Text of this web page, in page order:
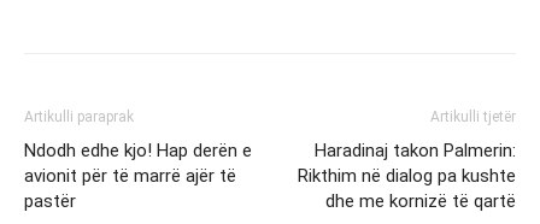
Artikulli paraprak
Ndodh edhe kjo! Hap derën e
avionit për të marrë ajër të
pastër
Artikulli tjetër
Haradinaj takon Palmerin:
Rikthim në dialog pa kushte
dhe me kornizë të qartë